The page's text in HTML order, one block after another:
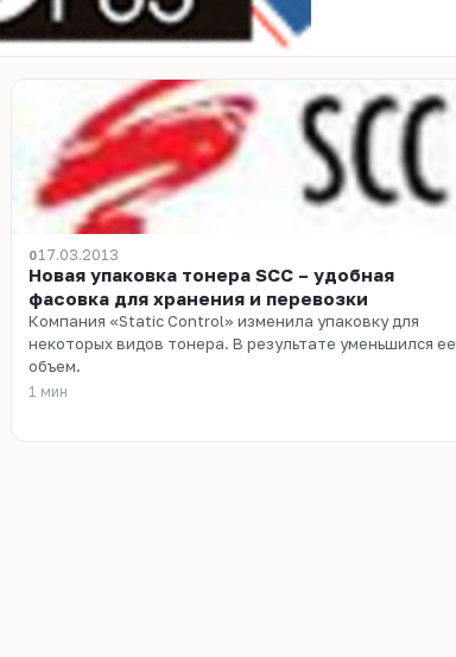
017.03.2013
Новая упаковка тонера SCC – удобная
фасовка для хранения и перевозки
Компания «Static Control» изменила упаковку для
некоторых видов тонера. В результате уменьшился ее
объем.
1 мин